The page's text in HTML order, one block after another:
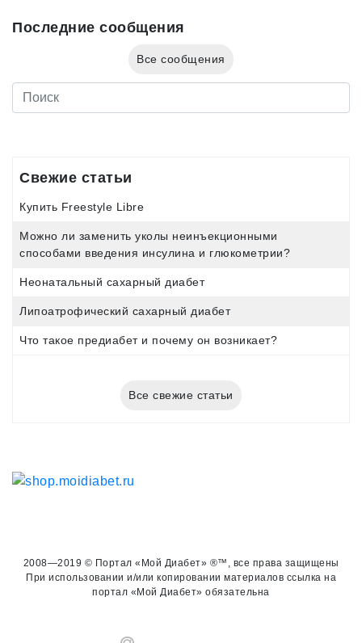
Последние сообщения
Все сообщения
Свежие статьи
Купить Freestyle Libre
Можно ли заменить уколы неинъекционными
способами введения инсулина и глюкометрии?
Неонатальный сахарный диабет
Липоатрофический сахарный диабет
Что такое предиабет и почему он возникает?
Все свежие статьи
2008—2019 © Портал «Мой Диабет» ®™, все права защищены
При использовании и/или копировании материалов ссылка на
портал «Мой Диабет» обязательна